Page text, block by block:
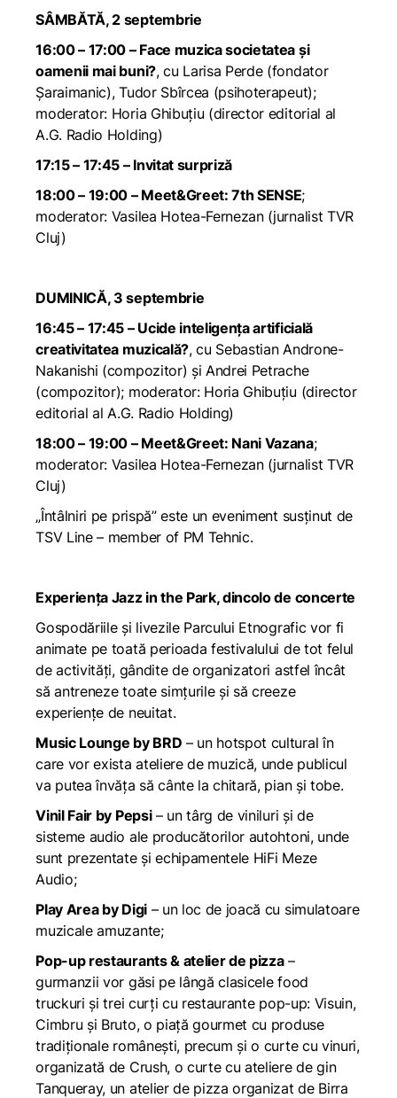
SÂMBĂTĂ, 2 septembrie
16:00 – 17:00 – Face muzica societatea și
oamenii mai buni?, cu Larisa Perde (fondator
Șaraimanic), Tudor Sbîrcea (psihoterapeut);
moderator: Horia Ghibuțiu (director editorial al
A.G. Radio Holding)
17:15 – 17:45 – Invitat surpriză
18:00 – 19:00 – Meet&Greet: 7th SENSE;
moderator: Vasilea Hotea-Fernezan (jurnalist TVR
Cluj)
DUMINICĂ, 3 septembrie
16:45 – 17:45 – Ucide inteligența artificială
creativitatea muzicală?, cu Sebastian Androne-
Nakanishi (compozitor) și Andrei Petrache
(compozitor); moderator: Horia Ghibuțiu (director
editorial al A.G. Radio Holding)
18:00 – 19:00 – Meet&Greet: Nani Vazana;
moderator: Vasilea Hotea-Fernezan (jurnalist TVR
Cluj)
„Întâlniri pe prispă” este un eveniment susținut de
TSV Line – member of PM Tehnic.
Experiența Jazz in the Park, dincolo de concerte
Gospodăriile și livezile Parcului Etnografic vor fi
animate pe toată perioada festivalului de tot felul
de activități, gândite de organizatori astfel încât
să antreneze toate simțurile și să creeze
experiențe de neuitat.
Music Lounge by BRD – un hotspot cultural în
care vor exista ateliere de muzică, unde publicul
va putea învăța să cânte la chitară, pian și tobe.
Vinil Fair by Pepsi– un târg de viniluri și de
sisteme audio ale producătorilor autohtoni, unde
sunt prezentate și echipamentele HiFi Meze
Audio;
Play Area by Digi– un loc de joacă cu simulatoare
muzicale amuzante;
Pop-up restaurants & atelier de pizza–
gurmanzii vor găsi pe lângă clasicele food
truckuri și trei curți cu restaurante pop-up: Visuin,
Cimbru și Bruto, o piață gourmet cu produse
tradiționale românești, precum și o curte cu vinuri,
organizată de Crush, o curte cu ateliere de gin
Tanqueray, un atelier de pizza organizat de Birra